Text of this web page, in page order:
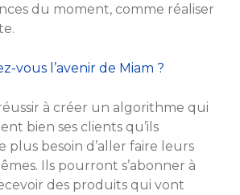
du moment, comme réaliser
vous l’avenir de Miam ?
à créer un algorithme qui
bien ses clients qu’ils
plus besoin d’aller faire leurs
Ils pourront s’abonner à
des produits qui vont